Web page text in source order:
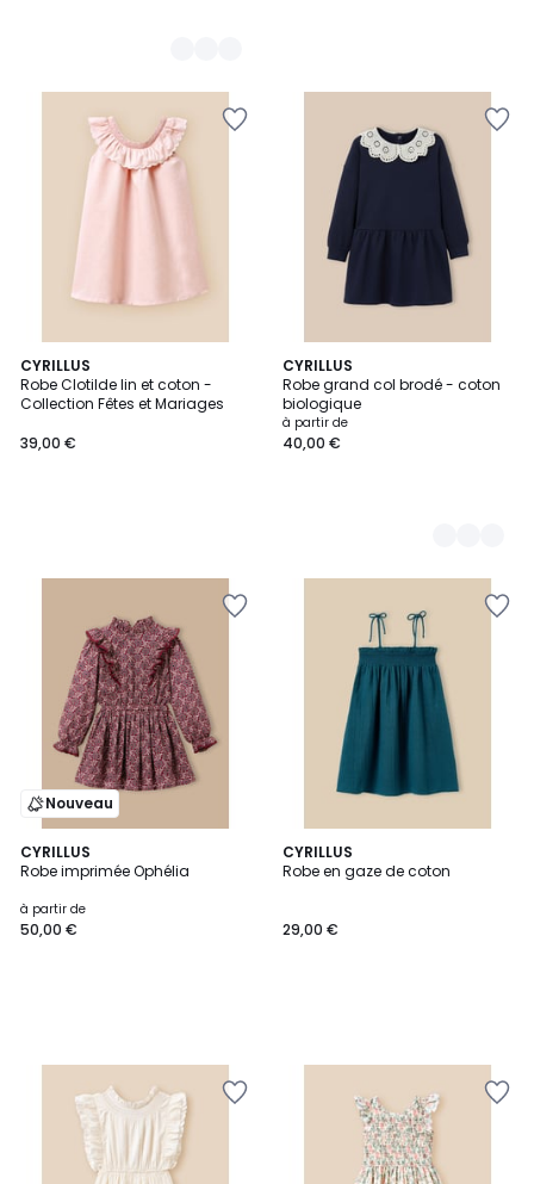
CYRILLUS
Robe Clotilde lin et coton -
Collection Fêtes et Mariages
39,00 €
CYRILLUS
Robe grand col brodé - coton
biologique
à partir de
40,00 €
2
Couleurs
Nouveau
CYRILLUS
Robe imprimée Ophélia
à partir de
50,00 €
CYRILLUS
Robe en gaze de coton
29,00 €